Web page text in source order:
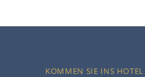
KOMMEN SIE INS HOTEL